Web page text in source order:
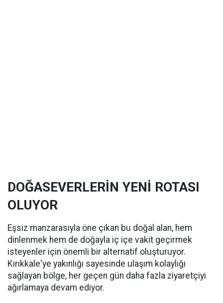
DOĞASEVERLERİN YENİ ROTASI
OLUYOR
Eşsiz manzarasıyla öne çıkan bu doğal alan, hem
dinlenmek hem de doğayla iç içe vakit geçirmek
isteyenler için önemli bir alternatif oluşturuyor.
Kırıkkale'ye yakınlığı sayesinde ulaşım kolaylığı
sağlayan bölge, her geçen gün daha fazla ziyaretçiyi
ağırlamaya devam ediyor.